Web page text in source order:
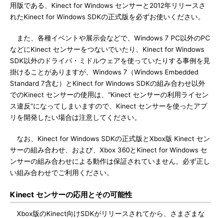
用版である、Kinect for Windows センサーと2012年リリースさ
れたKinect for Windows SDKの正式版を必ずお使いください。
また、各種イベントや展示会などで、Windows 7 PC以外のPC
などにKinect センサーをつないでいたり、Kinect for Windows
SDK以外のドライバ・ミドルウェアを使っていたりする事例を見
掛けることがありますが、Windows 7（Windows Embedded
Standard 7含む）とKinect for Windows SDKの組み合わせ以外
でのKinect センサーの使用は、“Kinect センサーの利用ライセン
ス違反”になってしまいますので、Kinect センサーを使ったアプ
リを開発したい場合は注意してください。
なお、Kinect for Windows SDKの正式版とXbox版 Kinect セン
サーの組み合わせ、および、Xbox 360とKinect for Windows セ
ンサーの組み合わせによる動作は保証されていません。必ず正し
い組み合わせでご利用ください。
Kinect センサーの応用とその可能性
Xbox版のKinect向けSDKがリリースされてから、さまざまな